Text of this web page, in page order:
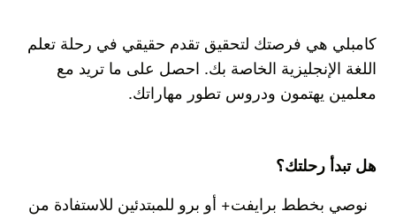
كامبلي هي فرصتك لتحقيق تقدم حقيقي في رحلة تعلم
اللغة الإنجليزية الخاصة بك. احصل على ما تريد مع
معلمين يهتمون ودروس تطور مهاراتك.
هل تبدأ رحلتك؟
نوصي بخطط برايفت+ أو برو للمبتدئين للاستفادة من